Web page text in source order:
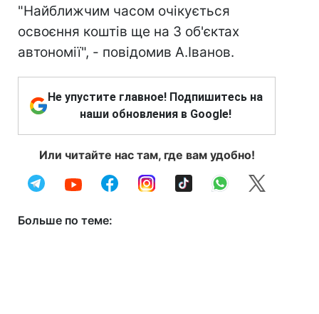
"Найближчим часом очікується
освоєння коштів ще на 3 об'єктах
автономії", - повідомив А.Іванов.
Не упустите главное! Подпишитесь на
наши обновления в Google!
Или читайте нас там, где вам удобно!
Больше по теме: